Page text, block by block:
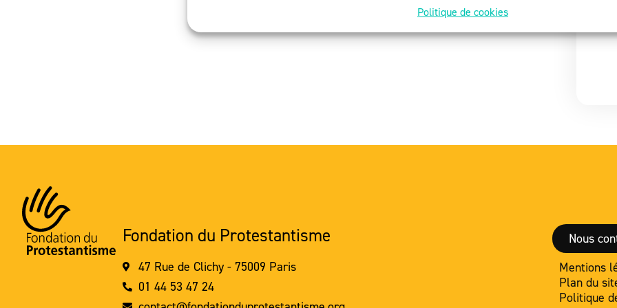
Politique de cookies
Fondation du Protestantisme
47 Rue de Clichy - 75009 Paris
01 44 53 47 24
Nous
Mentions
Plan du
Politique